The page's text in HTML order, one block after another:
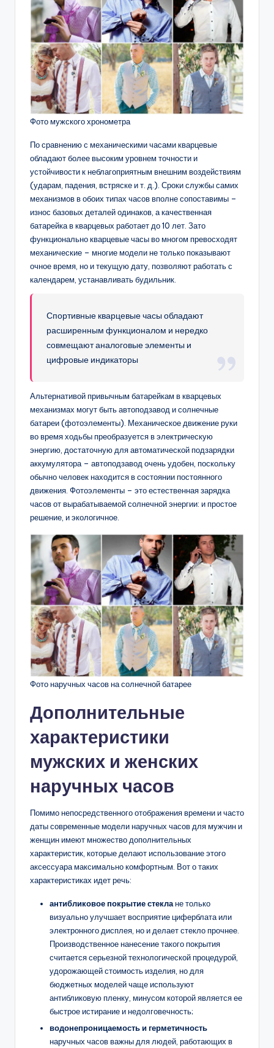
Фото мужского хронометра
По сравнению с механическими часами кварцевые
обладают более высоким уровнем точности и
устойчивости к неблагоприятным внешним воздействиям
(ударам, падения, встряске и т. д.). Сроки службы самих
механизмов в обоих типах часов вполне сопоставимы –
износ базовых деталей одинаков, а качественная
батарейка в кварцевых работает до 10 лет. Зато
функционально кварцевые часы во многом превосходят
механические – многие модели не только показывают
очное время, но и текущую дату, позволяют работать с
календарем, устанавливать будильник.
Спортивные кварцевые часы обладают
расширенным функционалом и нередко
совмещают аналоговые элементы и
цифровые индикаторы
Альтернативой привычным батарейкам в кварцевых
механизмах могут быть автоподзавод и солнечные
батареи (фотоэлементы). Механическое движение руки
во время ходьбы преобразуется в электрическую
энергию, достаточную для автоматической подзарядки
аккумулятора – автоподзавод очень удобен, поскольку
обычно человек находится в состоянии постоянного
движения. Фотоэлементы – это естественная зарядка
часов от вырабатываемой солнечной энергии: и простое
решение, и экологичное.
Фото наручных часов на солнечной батарее
Дополнительные
характеристики
мужских и женских
наручных часов
Помимо непосредственного отображения времени и часто
даты современные модели наручных часов для мужчин и
женщин имеют множество дополнительных
характеристик, которые делают использование этого
аксессуара максимально комфортным. Вот о таких
характеристиках идет речь:
антибликовое покрытие стеклане только
визуально улучшает восприятие циферблата или
электронного дисплея, но и делает стекло прочнее.
Производственное нанесение такого покрытия
считается серьезной технологической процедурой,
удорожающей стоимость изделия, но для
бюджетных моделей чаще используют
антибликовую пленку, минусом которой является ее
быстрое истирание и недолговечность;
водонепроницаемость и герметичность
наручных часов важны для людей, работающих в